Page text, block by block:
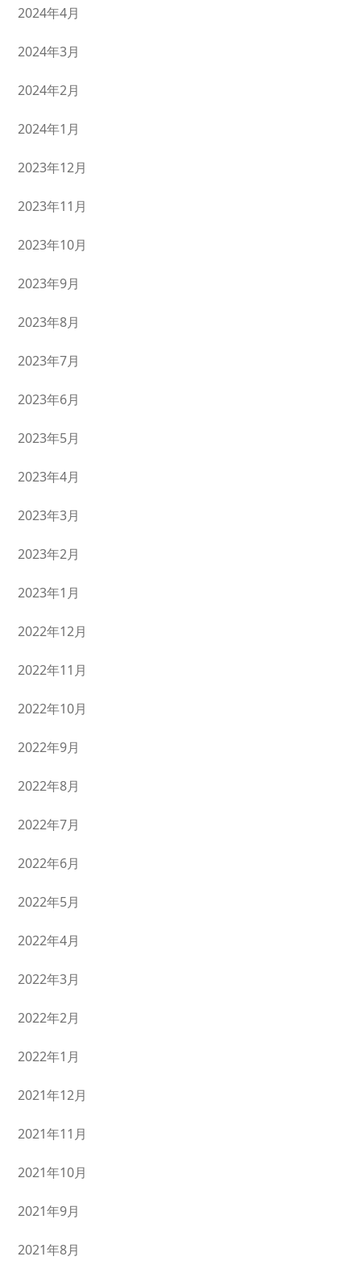
2024年4月
2024年3月
2024年2月
2024年1月
2023年12月
2023年11月
2023年10月
2023年9月
2023年8月
2023年7月
2023年6月
2023年5月
2023年4月
2023年3月
2023年2月
2023年1月
2022年12月
2022年11月
2022年10月
2022年9月
2022年8月
2022年7月
2022年6月
2022年5月
2022年4月
2022年3月
2022年2月
2022年1月
2021年12月
2021年11月
2021年10月
2021年9月
2021年8月